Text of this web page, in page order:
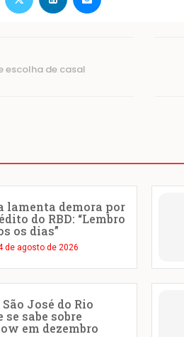
escolha de casal
lamenta demora por
do RBD: “Lembro
os dias”
de agosto de 2026
José do Rio
se sabe sobre
em dezembro